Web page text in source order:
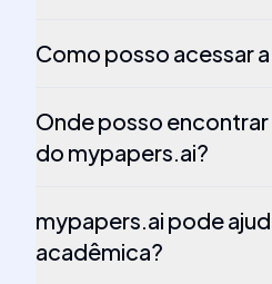
Como posso acessar
Onde posso
do mypapers.ai?
mypapers.ai pode
acadêmica?